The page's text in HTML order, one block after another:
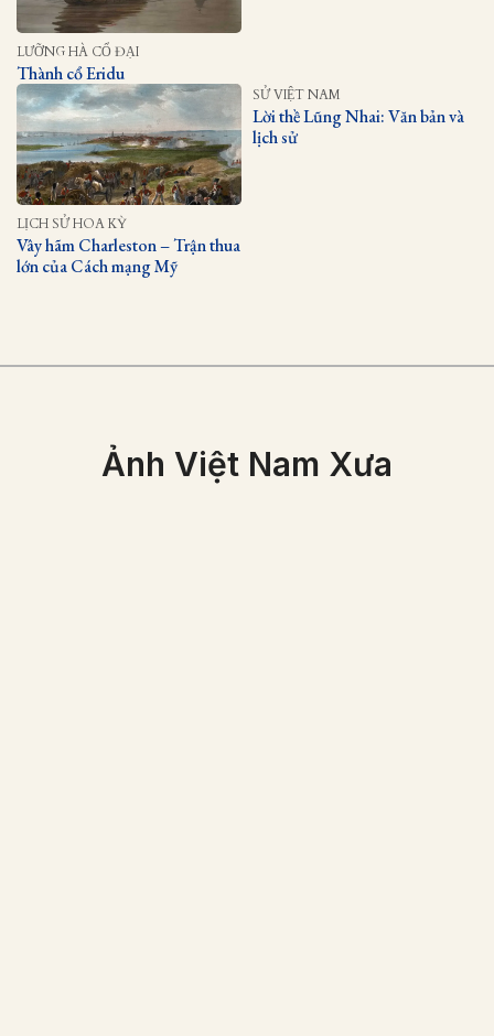
LƯỠNG HÀ CỔ ĐẠI
Thành cổ Eridu
LỊCH SỬ HOA KỲ
Vây hãm Charleston – Trận thua
lớn của Cách mạng Mỹ
SỬ VIỆT NAM
Lời thề Lũng Nhai: Văn bản và
lịch sử
Ảnh Việt Nam Xưa